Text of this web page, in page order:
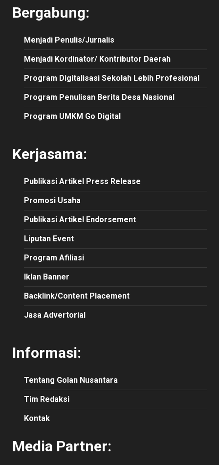
Bergabung:
Menjadi Penulis/Jurnalis
Menjadi Kordinator/ Kontributor Daerah
Program Digitalisasi Sekolah Lebih Profesional
Program Penulisan Berita Desa Nasional
Program UMKM Go Digital
Kerjasama:
Publikasi Artikel Press Release
Promosi Usaha
Publikasi Artikel Endorsement
Liputan Event
Program Afiliasi
Iklan Banner
Backlink/Content Placement
Jasa Advertorial
Informasi:
Tentang Golan Nusantara
Tim Redaksi
Kontak
Media Partner: